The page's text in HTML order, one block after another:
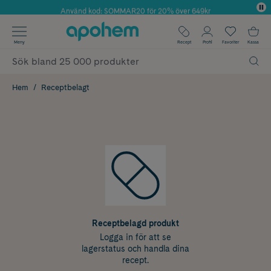
Årets Butik 2025 inom Skönhet
Använd kod: SOMMAR20 för 20% över 649kr
✓ Fri frakt
✓ Poäng på alla köp*
Meny Recept Profil Favoriter Kassa
Hem Receptbelagt
Receptbelagd produkt
Logga in för att se
lagerstatus och handla dina
recept.